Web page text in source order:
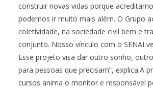
construir novas vidas porque
podemos ir muito mais além. O Grupo
coletividade, na sociedade civil bem e
conjunto. Nosso vínculo com o SENAI
Esse projeto visa dar outro sonho,
para pessoas que precisam”, explica.A
cursos anima o monitor e responsável